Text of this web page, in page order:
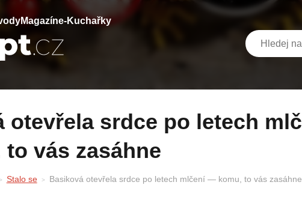
Magazíne-Kuchařky
vás zasáhne
Stalo se Basiková otevřela srdce po letech mlčení — komu, to vás zasáhne